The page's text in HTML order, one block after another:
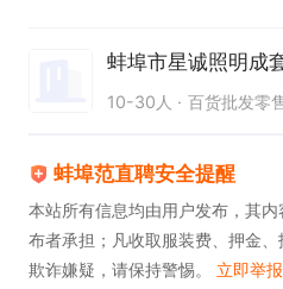
蚌埠市星诚照明成
10-30人 百货批发零
蚌埠范直聘安全提醒
本站所有信息均由用户发布，其
布者承担；凡收取服装费、押金
欺诈嫌疑，请保持警惕。 立即举